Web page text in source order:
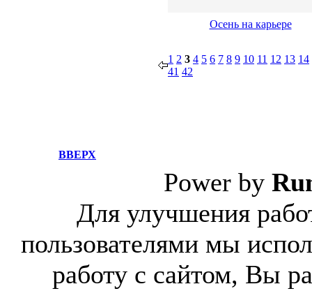
Осень на карьере
1 2 3 4 5 6 7 8 9 10 11 12 13 14
41 42
ВВЕРХ
Power by
Для улучшения
пользователями мы
работу с сайтом, Вы